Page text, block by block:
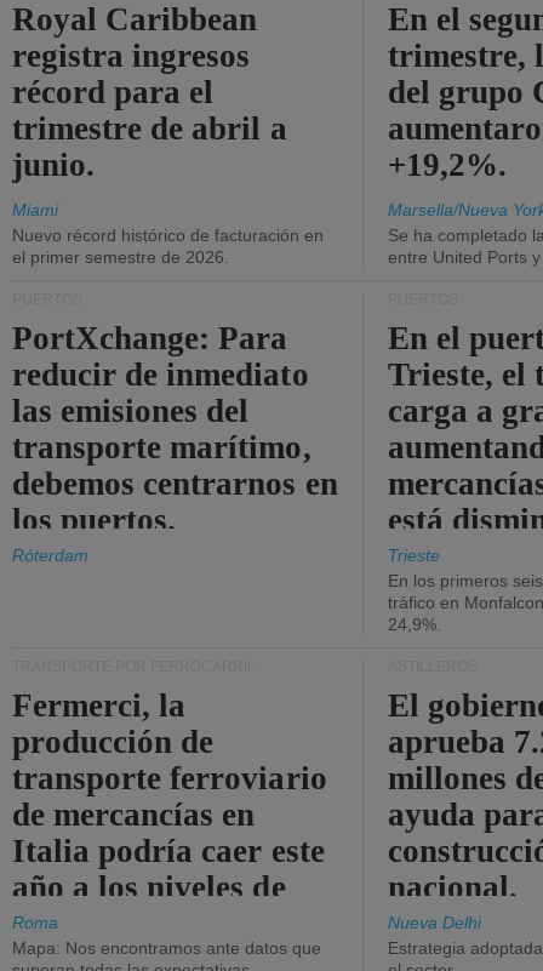
Royal Caribbean
registra ingresos
récord para el
trimestre de abril a
junio.
Miami
Nuevo récord histórico de facturación en
el primer semestre de 2026.
En el
trimestre,
del grupo
+19,2%.
Marsella/Nueva
Se ha completado
entre United Ports
PortXchange: Para
reducir de inmediato
las emisiones del
transporte marítimo,
debemos centrarnos en
los puertos.
Róterdam
En el
Trieste, el
carga a
está
Trieste
En los primeros
tráfico en
24,9%.
Fermerci, la
producción de
transporte ferroviario
de mercancías en
Italia podría caer este
año a los niveles de
2015.
Roma
Mapa: Nos encontramos ante datos que
El
aprueba
millones
ayuda
nacional.
Nueva Delhi
Estrategia